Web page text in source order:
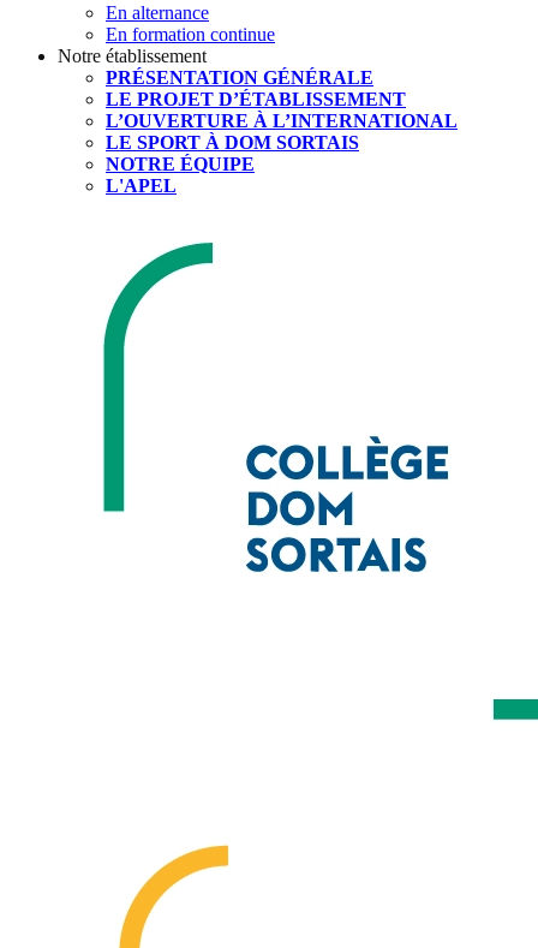
En alternance
En formation continue
Notre établissement
PRÉSENTATION GÉNÉRALE
LE PROJET D’ÉTABLISSEMENT
L’OUVERTURE À L’INTERNATIONAL
LE SPORT À DOM SORTAIS
NOTRE ÉQUIPE
L'APEL